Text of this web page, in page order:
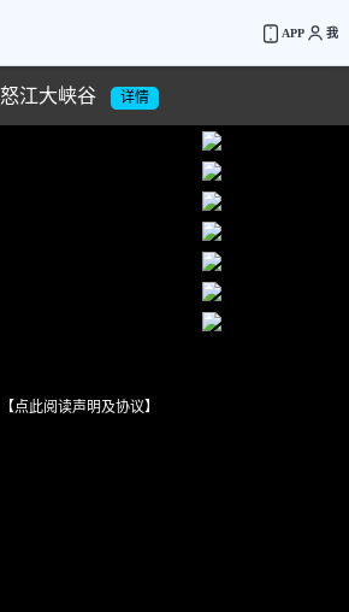
APP 我
怒江大峡谷 详情
【点此阅读声明及协议】